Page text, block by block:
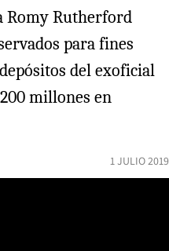
Romy Rutherford
para fines
del exoficial
millones en
1 JULIO 2019